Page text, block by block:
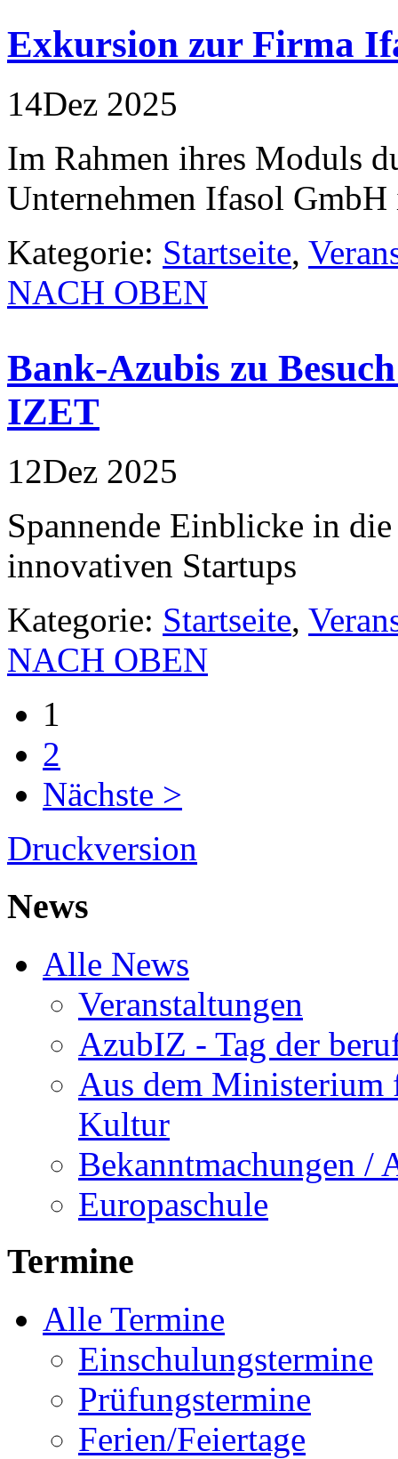
Exkursion zur Firma
14Dez 2025
Im Rahmen ihres Moduls
Unternehmen Ifasol
Kategorie: Startseite,
NACH OBEN
Bank-Azubis zu
IZET
12Dez 2025
Spannende Einblicke in
innovativen Startups
Kategorie: Startseite,
NACH OBEN
1
2
Nächste >
Druckversion
News
Alle News
Veranstaltungen
AzubIZ - Tag der
Aus dem Ministerium
Kultur
Bekanntmachungen /
Europaschule
Termine
Alle Termine
Einschulungstermine
Prüfungstermine
Ferien/Feiertage